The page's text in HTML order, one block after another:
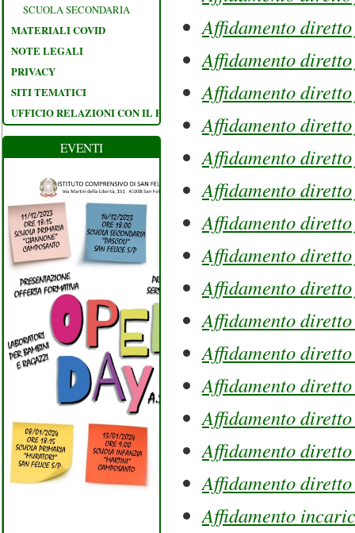
SCUOLA SECONDARIA
MATERIALI COVID
NOTE LEGALI
PRIVACY
SITI TEMATICI
UFFICIO RELAZIONI CON IL PUBBLICO
EVENTI
Affidamento
Affidamento
Affidamento
Affidamento
Affidamento
Affidamento
Affidamento
Affidamento
Affidamento
Affidamento
Affidamento
Affidamento
Affidamento
Affidamento
Affidamento
Affidamento